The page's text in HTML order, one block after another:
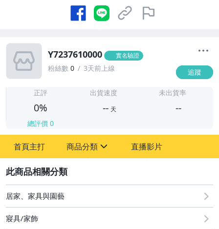
Y7237610000 實名驗證
粉絲數 0 3天前上線 追蹤
正評
0%
總評價 0
出貨速度
-- 天
未出貨率
--
首頁主打 商品分類
古董、藝術與礦石
直播影片
居家、家具與園藝
寢具/家飾